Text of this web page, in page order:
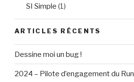
SI Simple (1)
ARTICLES RÉCENTS
Dessine moi un bug !
2024 – Pilote d’engagement du Run